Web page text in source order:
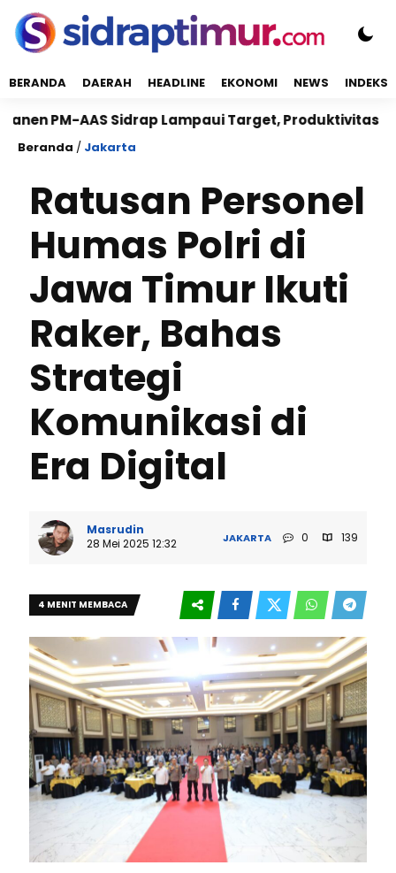
BERANDA DAERAH HEADLINE EKONOMI NEWS INDEKS
Sidrap Lampaui Target, Produktivitas Capai 11 Ton
Beranda / Jakarta
Ratusan Personel
Humas Polri di
Jawa Timur Ikuti
Raker, Bahas
Strategi
Komunikasi di
Era Digital
Masrudin
28 Mei 2025 12:32
JAKARTA 0 139
4 MENIT MEMBACA